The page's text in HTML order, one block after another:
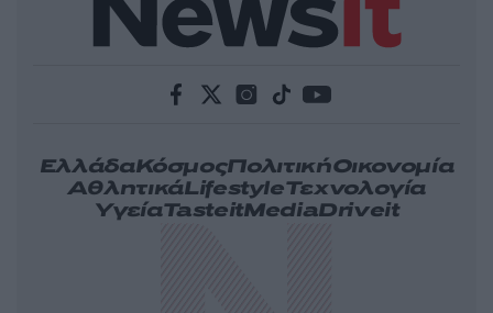
ΕλλάδαΚόσμοςΠολιτικήΟικονομία
ΑθλητικάLifestyleΤεχνολογία
ΥγείαTasteitMediaDriveit